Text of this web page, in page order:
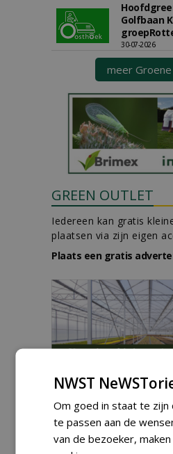
Golfbaan
30-07-2026
meer Groene
GREEN OUTLET
Iedereen kan gratis
plaatsen via zijn eigen
Plaats een gratis
AGENDA
Vakdag
zet
centraal
donderdag 27
NWST
Om goed in staat te zijn
te passen aan de
van de bezoeker,